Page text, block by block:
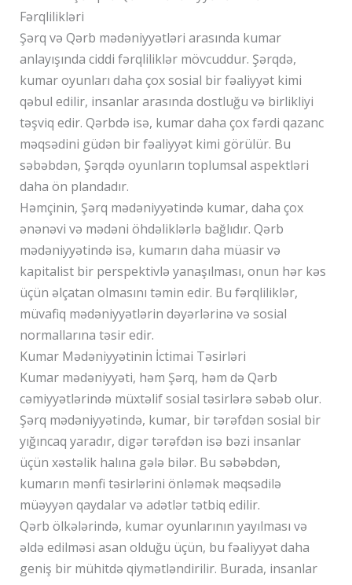
Fərqlilikləri
Şərq və Qərb mədəniyyətləri arasında kumar
anlayışında ciddi fərqliliklər mövcuddur. Şərqdə,
kumar oyunları daha çox sosial bir fəaliyyət kimi
qəbul edilir, insanlar arasında dostluğu və birlikliyi
təşviq edir. Qərbdə isə, kumar daha çox fərdi qazanc
məqsədini güdən bir fəaliyyət kimi görülür. Bu
səbəbdən, Şərqdə oyunların toplumsal aspektləri
daha ön plandadır.
Həmçinin, Şərq mədəniyyətində kumar, daha çox
ənənəvi və mədəni öhdəliklərlə bağlıdır. Qərb
mədəniyyətində isə, kumarın daha müasir və
kapitalist bir perspektivlə yanaşılması, onun hər kəs
üçün əlçatan olmasını təmin edir. Bu fərqliliklər,
müvafiq mədəniyyətlərin dəyərlərinə və sosial
normallarına təsir edir.
Kumar Mədəniyyətinin İctimai Təsirləri
Kumar mədəniyyəti, həm Şərq, həm də Qərb
cəmiyyətlərində müxtəlif sosial təsirlərə səbəb olur.
Şərq mədəniyyətində, kumar, bir tərəfdən sosial bir
yığıncaq yaradır, digər tərəfdən isə bəzi insanlar
üçün xəstəlik halına gələ bilər. Bu səbəbdən,
kumarın mənfi təsirlərini önləmək məqsədilə
müəyyən qaydalar və adətlər tətbiq edilir.
Qərb ölkələrində, kumar oyunlarının yayılması və
əldə edilməsi asan olduğu üçün, bu fəaliyyət daha
geniş bir mühitdə qiymətləndirilir. Burada, insanlar